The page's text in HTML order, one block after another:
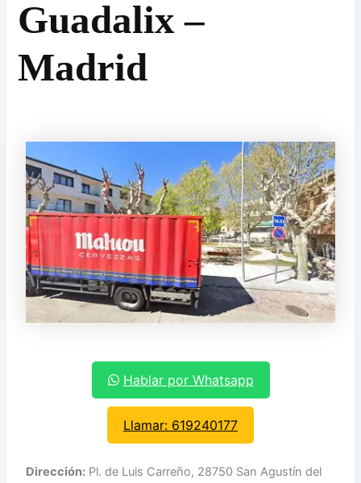
Guadalix –
Madrid
Hablar por Whatsapp
Llamar: 619240177
Dirección: Pl. de Luis Carreño, 28750 San Agustín del